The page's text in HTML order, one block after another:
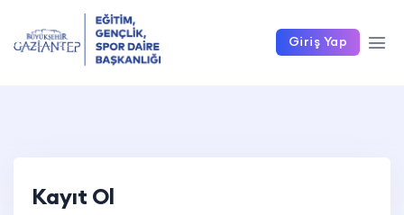
Giriş Yap
Kayıt Ol